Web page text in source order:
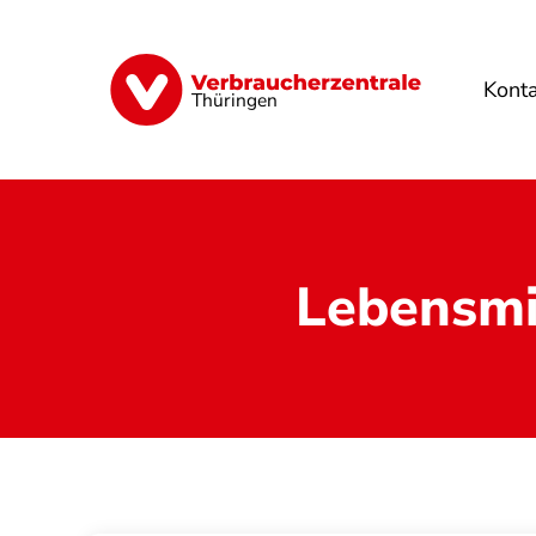
Thüringen
Finanzen Digitales Lebensmittel